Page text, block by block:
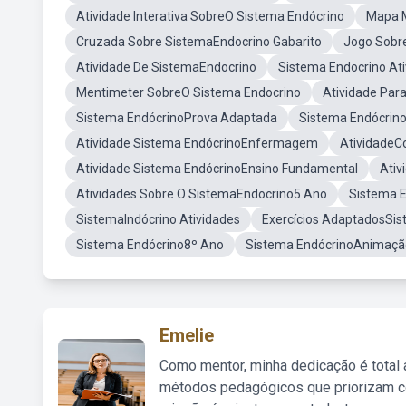
Atividade Interativa SobreO Sistema Endócrino
Mapa
Cruzada Sobre SistemaEndocrino Gabarito
Jogo
Atividade De SistemaEndocrino
Sistema Endocrino
Mentimeter SobreO Sistema Endocrino
Atividade
Sistema EndócrinoProva Adaptada
Sistema
Atividade Sistema EndócrinoEnfermagem
Atividade Sistema EndócrinoEnsino Fundamental
Atividades Sobre O SistemaEndocrino5 Ano
Sistema
SistemaIndócrino Atividades
Exercícios
Sistema Endócrino8º Ano
Sistema
Emelie
Como mentor, minha dedicação é
métodos pedagógicos que priorizam